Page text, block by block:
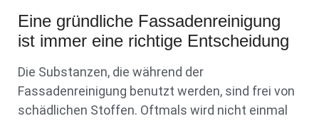
Eine gründliche Fassadenreinigung
ist immer eine richtige Entscheidung
Die Substanzen, die während der
Fassadenreinigung benutzt werden, sind frei von
schädlichen Stoffen. Oftmals wird nicht einmal